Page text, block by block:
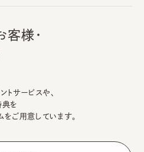
様・
トサービスや、
典を
ご用意しています。